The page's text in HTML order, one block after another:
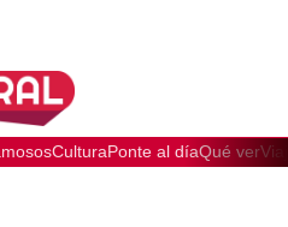
CulturaPonte al díaQué ver